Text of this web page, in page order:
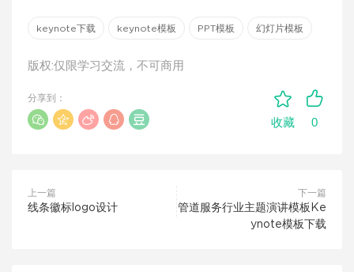
keynote下载 keynote模板 PPT模板 幻灯片模板
版权:仅限学习交流，不可商用
收藏 0
分享到：
上一篇
线条徽标logo设计
下一篇
管道服务行业主题演讲模板Ke
ynote模板下载